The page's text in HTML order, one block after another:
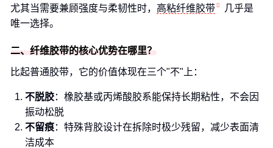
尤其当需要兼顾强度与柔韧性时， 高粘纤维胶带
几乎是
唯一选择。
二、纤维胶带的核心优势在哪里？
比起普通胶带，它的价值体现在三个"不"上：
不脱胶：橡胶基或丙烯酸胶系能保持长期粘性，不会因
振动松脱
不留痕：特殊背胶设计在拆除时极少残留，减少表面清
洁成本